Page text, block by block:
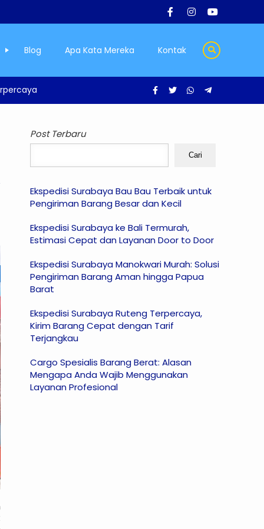
Blog Apa Kata Mereka Kontak
Post Terbaru
Cari
Ekspedisi Surabaya Bau Bau Terbaik untuk
Pengiriman Barang Besar dan Kecil
Ekspedisi Surabaya ke Bali Termurah,
Estimasi Cepat dan Layanan Door to Door
Ekspedisi Surabaya Manokwari Murah: Solusi
Pengiriman Barang Aman hingga Papua
Barat
Ekspedisi Surabaya Ruteng Terpercaya,
Kirim Barang Cepat dengan Tarif
Terjangkau
Cargo Spesialis Barang Berat: Alasan
Mengapa Anda Wajib Menggunakan
Layanan Profesional